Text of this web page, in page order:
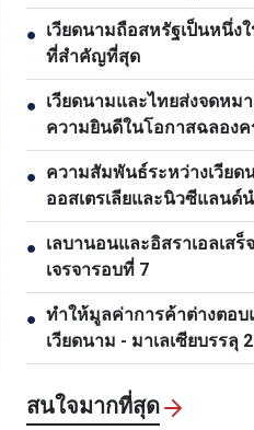
พัฒนาใหม่
● เวียดนามถือสหรัฐเป็นหนึ่ง
ที่สำคัญที่สุด
● เวียดนามและไทยส่งจดหม
ความยินดีในโอกาสฉลองค
ปีการสถาปนาความสัมพัน
ทูต
● ความสัมพันธ์ระหว่างเวียด
ออสเตรเลียและนิวซีแลนด์
ประโยชน์มาสู่ทุกฝ่าย
● เลบานอนและอิสราเอลเสร็
เจรจารอบที่ 7
● ทำให้มูลค่าการค้าต่างตอ
เวียดนาม - มาเลเซียบรรลุ
ดอลลาร์สหรัฐโดยเร็ว
สนใจมากที่สุด